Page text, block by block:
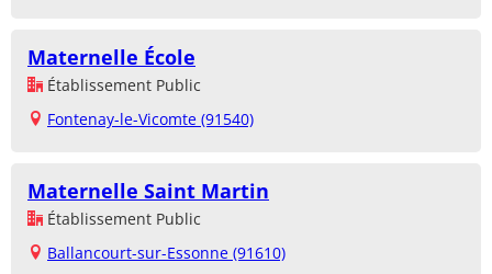
Maternelle École
Établissement Public
Fontenay-le-Vicomte (91540)
Maternelle Saint Martin
Établissement Public
Ballancourt-sur-Essonne (91610)